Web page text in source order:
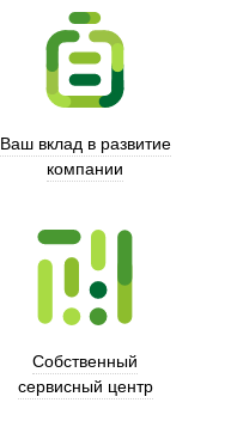
Ваш вклад в развитие
компании
Собственный
сервисный центр